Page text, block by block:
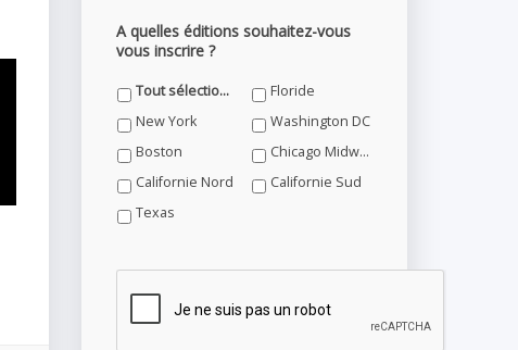
A quelles éditions souhaitez-vous
vous inscrire ?
Tout sélectionner
Floride
New York
Washington DC
Boston
Chicago Midwest
Californie Nord
Californie Sud
Texas